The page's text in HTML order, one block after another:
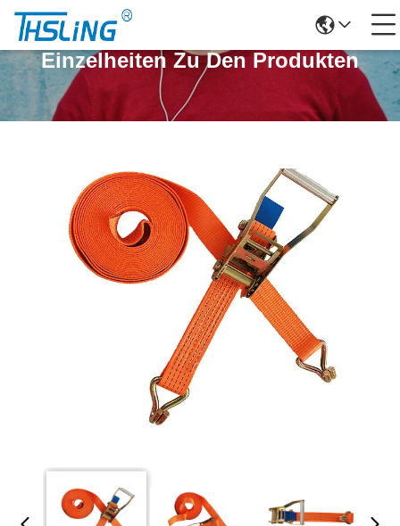
Einzelheiten Zu Den Produkten